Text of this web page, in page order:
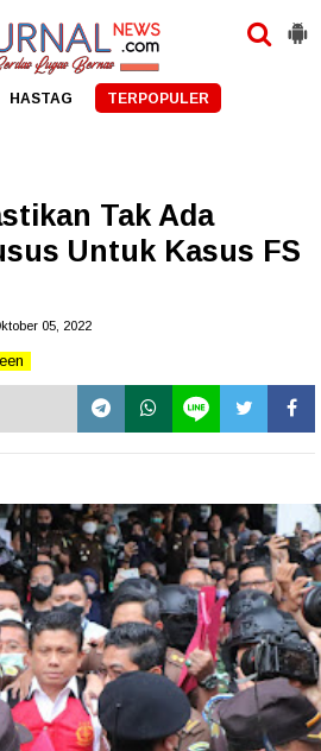
HASTAG TERPOPULER
Tak Ada
Untuk Kasus FS
05, 2022